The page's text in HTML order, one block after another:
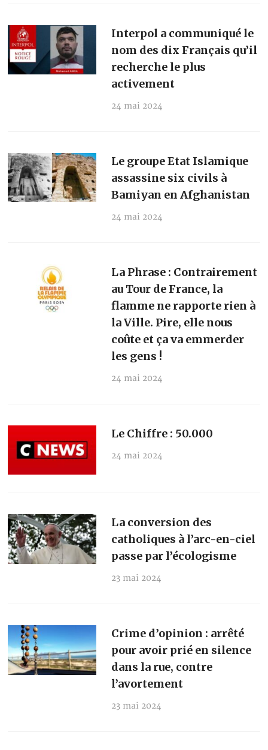
Interpol a communiqué le
nom des dix Français qu’il
recherche le plus
activement
24 mai 2024
Le groupe Etat Islamique
assassine six civils à
Bamiyan en Afghanistan
24 mai 2024
La Phrase : Contrairement
au Tour de France, la
flamme ne rapporte rien à
la Ville. Pire, elle nous
coûte et ça va emmerder
les gens !
24 mai 2024
Le Chiffre : 50.000
24 mai 2024
La conversion des
catholiques à l’arc-en-ciel
passe par l’écologisme
23 mai 2024
Crime d’opinion : arrêté
pour avoir prié en silence
dans la rue, contre
l’avortement
23 mai 2024